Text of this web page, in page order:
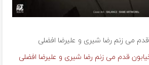
قدم می زنم رضا شیری و علیرضا افضلی
قدم می زنم رضا شیری و علیرضا افضلی